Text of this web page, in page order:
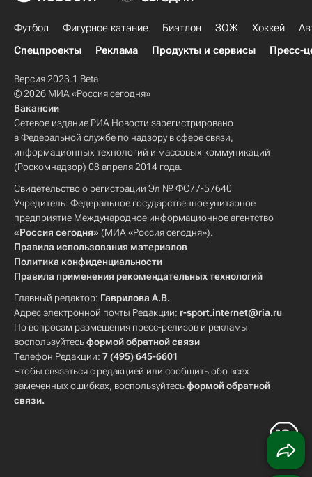
Футбол Фигурное катание Биатлон ЗОЖ Хоккей
Спецпроекты
Реклама Продукты и сервисы Пресс-
Версия 2023.1 Beta
© 2026 МИА «Россия сегодня»
Вакансии
Сетевое издание РИА Новости зарегистрировано
в Федеральной службе по надзору в сфере связи,
информационных технологий и массовых коммуникаций
(Роскомнадзор) 08 апреля 2014 года.
Свидетельство о регистрации Эл № ФС77-57640
Учредитель: Федеральное государственное унитарное
предприятие Международное информационное агентство
«Россия сегодня» (МИА «Россия сегодня»).
Правила использования материалов
Политика конфиденциальности
Правила применения рекомендательных технологий
Главный редактор: Гаврилова А.В.
Адрес электронной почты Редакции: r-sport.internet@ria.ru
По вопросам размещения пресс-релизов и рекламы
воспользуйтесьформой обратной связи
Телефон Редакции: 7 (495) 645-6601
Чтобы связаться с редакцией или сообщить обо всех
замеченных ошибках, воспользуйтесьформой обратной
связи.